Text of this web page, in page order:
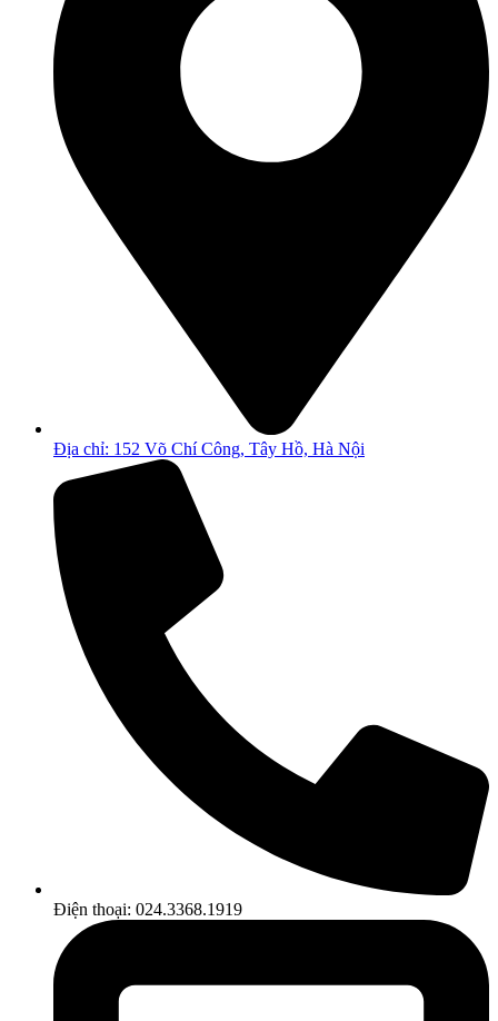
Địa chỉ: 152 Võ Chí Công, Tây Hồ, Hà Nội
Điện thoại: 024.3368.1919